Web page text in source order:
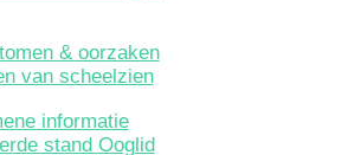
& oorzaken
van scheelzien
informatie
stand Ooglid